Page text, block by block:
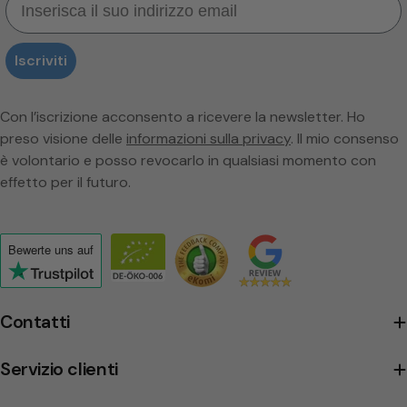
Contatti
Servizio clienti
Iscriviti
Con l’iscrizione acconsento a ricevere la newsletter. Ho
preso visione delle informazioni sulla privacy. Il mio consenso
è volontario e posso revocarlo in qualsiasi momento con
effetto per il futuro.
Bewerte uns auf
Click
to
view
company's